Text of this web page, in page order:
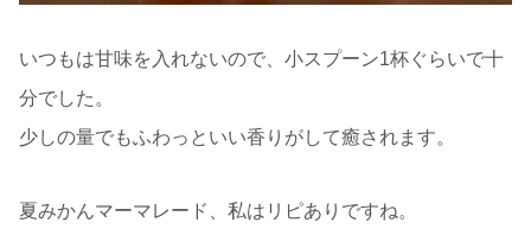
いつもは甘味を入れないので、小スプーン1杯ぐらいで十
分でした。
少しの量でもふわっといい香りがして癒されます。
夏みかんマーマレード、私はリピありですね。